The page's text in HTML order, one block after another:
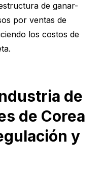
de ganar-
por ventas de
los costos de
de
de Corea
y